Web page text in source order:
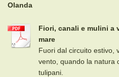
Olanda
Fiori, canali e mulini a
mare
Fuori dal circuito estivo,
vento, quando la natura
tulipani.